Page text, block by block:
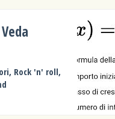
Rock 'n' roll,